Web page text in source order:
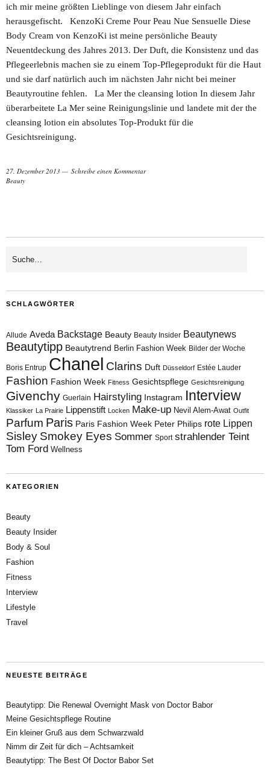
ich mir meine größten Lieblinge von diesem Jahr einfach
herausgefischt. KenzoKi Creme Pour Peau Nue Sensuelle Diese
Body Cream von KenzoKi ist meine persönliche Beauty
Neuentdeckung des Jahres 2013. Der Duft, die Konsistenz und das
Pflegeerlebnis machen sie zu einem Top-Pflegeprodukt für die Haut
und sie darf natürlich auch im nächsten Jahr nicht bei meiner
Beautyroutine fehlen. La Mer the cleansing lotion In diesem Jahr
überarbeitete La Mer seine Reinigungslinie und landete mit der the
cleansing lotion ein absolutes Top-Produkt für die
Gesichtsreinigung.
27. Dezember 2013
Schreibe einen Kommentar
Beauty
SCHLAGWÖRTER
Allude Aveda Backstage Beauty Beauty Insider Beautynews
Beautytipp Beautytrend Berlin Fashion Week Bilder der Woche
Boris Entrup Chanel Clarins Duft Düsseldorf Estée Lauder
Fashion Fashion Week Fitness Gesichtspflege Gesichtsreinigung
Givenchy Guerlain Hairstyling Instagram Interview
Klassiker La Prairie Lippenstift Locken Make-up Nevil Alem-Awat Outfit
Parfum Paris Paris Fashion Week Peter Philips rote Lippen
Sisley Smokey Eyes Sommer Sport strahlender Teint
Tom Ford Wellness
KATEGORIEN
Beauty
Beauty Insider
Body & Soul
Fashion
Fitness
Interview
Lifestyle
Travel
NEUESTE BEITRÄGE
Beautytipp: Die Renewal Overnight Mask von Doctor Babor
Meine Gesichtspflege Routine
Ein kleiner Gruß aus dem Schwarzwald
Nimm dir Zeit für dich – Achtsamkeit
Beautytipp: The Best Of Doctor Babor Set